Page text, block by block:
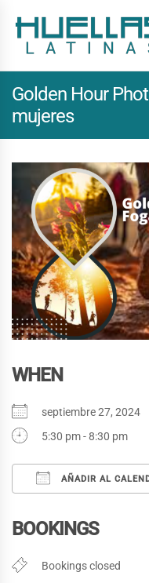
Golden Hour
mujeres
WHEN
septiembre 27, 2024
5:30 pm - 8:30 pm
AÑADIR AL
BOOKINGS
Bookings closed